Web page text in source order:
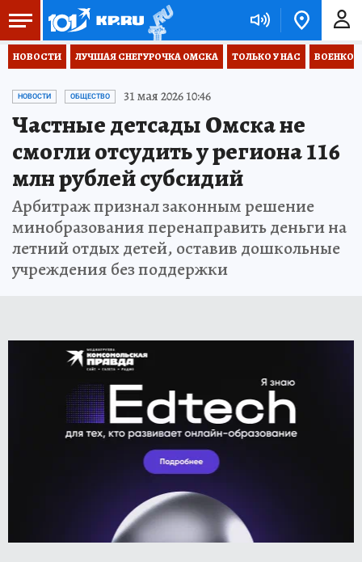
НОВОСТИ ЛУЧШАЯ СНЕГУРОЧКА ОМСКА ТОЛЬКО У НАС
НОВОСТИ ОБЩЕСТВО 31 мая 2026 10:46
Частные детсады Омска не
смогли отсудить у региона 116
млн рублей субсидий
Арбитраж признал законным решение
минобразования перенаправить деньги на
летний отдых детей, оставив дошкольные
учреждения без поддержки